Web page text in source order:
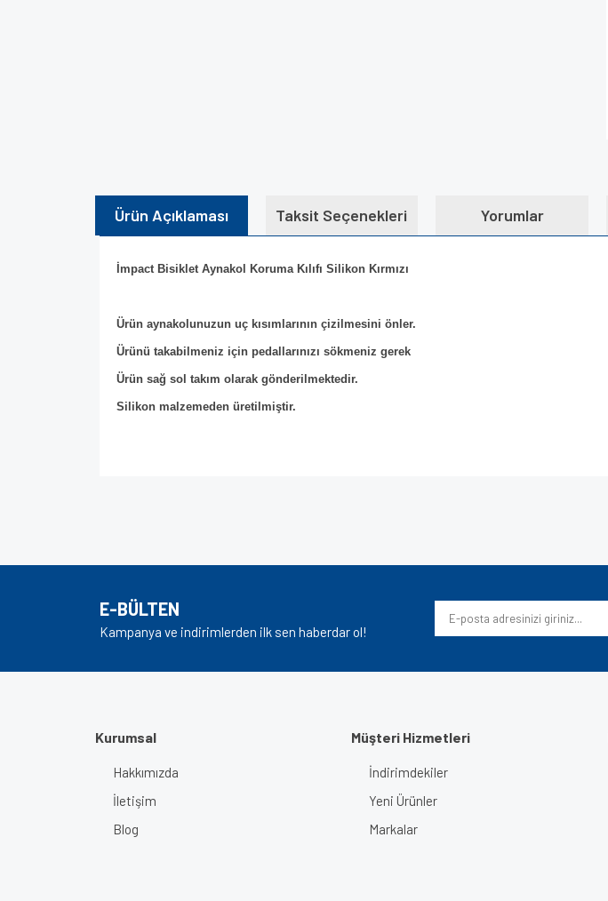
Ürün Açıklaması Taksit Seçenekleri Yorumlar
İmpact Bisiklet Aynakol Koruma Kılıfı Silikon Kırmızı
Ürün aynakolunuzun uç kısımlarının çizilmesini önler.
Ürünü takabilmeniz için pedallarınızı sökmeniz gerek
Ürün sağ sol takım olarak gönderilmektedir.
Silikon malzemeden üretilmiştir.
Ürün resmi kalitesiz, bozuk veya görüntülenemiyor.
Ürün bilgilerinde hatalar bulunuyor.
E-BÜLTEN
Kampanya ve indirimlerden ilk sen haberdar ol!
Kurumsal
Hakkımızda
İletişim
Blog
Müşteri Hizmetleri
İndirimdekiler
Yeni Ürünler
Markalar